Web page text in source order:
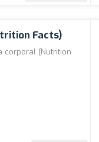
Facts)
corporal (Nutrition